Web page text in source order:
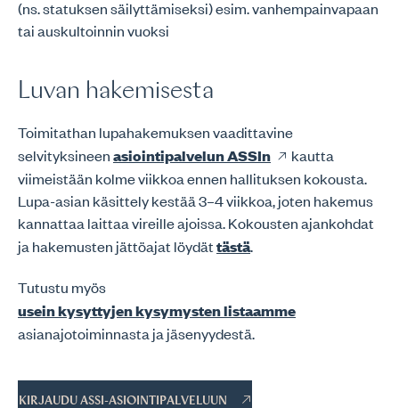
(ns. statuksen säilyttämiseksi) esim. vanhempainvapaan
tai auskultoinnin vuoksi
Luvan hakemisesta
Toimitathan lupahakemuksen vaadittavine
selvityksineenasiointipalvelun ASSIn
kautta
viimeistään kolme viikkoa ennen hallituksen kokousta.
Lupa-asian käsittely kestää 3–4 viikkoa, joten hakemus
kannattaa laittaa vireille ajoissa. Kokousten ajankohdat
ja hakemusten jättöajat löydättästä.
Tutustu myös
usein kysyttyjen kysymysten listaamme
asianajotoiminnasta ja jäsenyydestä.
KIRJAUDU ASSI-ASIOINTIPALVELUUN